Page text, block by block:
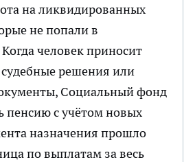
на ликвидированных
не попали в
человек приносит
решения или
Социальный фонд
пенсию с учётом новых
назначения прошло
по выплатам за весь